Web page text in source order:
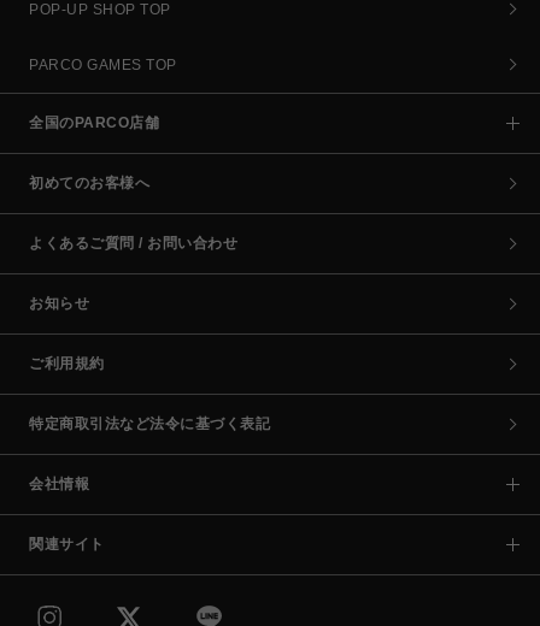
POP-UP SHOP TOP
PARCO GAMES TOP
全国のPARCO店舗
初めてのお客様へ
よくあるご質問 / お問い合わせ
お知らせ
ご利用規約
特定商取引法など法令に基づく表記
会社情報
関連サイト